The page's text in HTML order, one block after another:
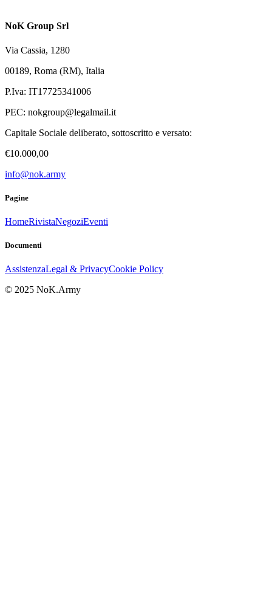
NoK Group Srl
Via Cassia, 1280
00189, Roma (RM), Italia
P.Iva: IT17725341006
PEC: nokgroup@legalmail.it
Capitale Sociale deliberato, sottoscritto e versato:
€10.000,00
info@nok.army
Pagine
HomeRivistaNegoziEventi
Documenti
AssistenzaLegal & PrivacyCookie Policy
© 2025 NoK.Army